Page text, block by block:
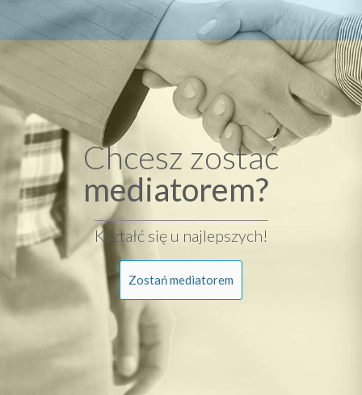
Chcesz zostać
mediatorem?
Kształć się u najlepszych!
Zostań mediatorem